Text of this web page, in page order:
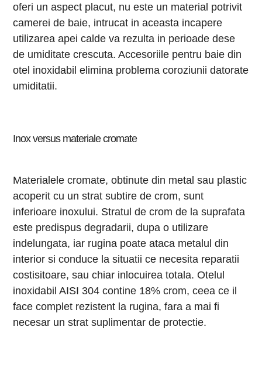
oferi un aspect placut, nu este un material potrivit
camerei de baie, intrucat in aceasta incapere
utilizarea apei calde va rezulta in perioade dese
de umiditate crescuta. Accesoriile pentru baie din
otel inoxidabil elimina problema coroziunii datorate
umiditatii.
Inox versus materiale cromate
Materialele cromate, obtinute din metal sau plastic
acoperit cu un strat subtire de crom, sunt
inferioare inoxului. Stratul de crom de la suprafata
este predispus degradarii, dupa o utilizare
indelungata, iar rugina poate ataca metalul din
interior si conduce la situatii ce necesita reparatii
costisitoare, sau chiar inlocuirea totala. Otelul
inoxidabil AISI 304 contine 18% crom, ceea ce il
face complet rezistent la rugina, fara a mai fi
necesar un strat suplimentar de protectie.